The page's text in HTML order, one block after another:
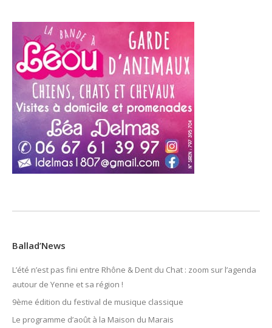
Ballad’News
L’été n’est pas fini entre Rhône & Dent du Chat : zoom sur l’agenda
autour de Yenne et sa région !
9ème édition du festival de musique classique
Le programme d’août à la Maison du Marais